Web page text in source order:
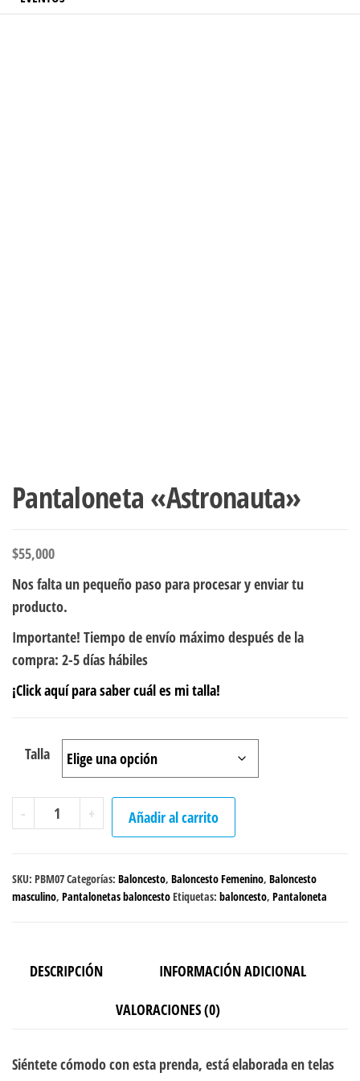
Pantaloneta «Astronauta»
$55,000
Nos falta un pequeño paso para procesar y enviar tu
producto.
Importante! Tiempo de envío máximo después de la
compra: 2-5 días hábiles
¡Click aquí para saber cuál es mi talla!
Talla
-
Pantaloneta
"Astronauta"
+ Añadir al carrito
SKU: PBM07Categorías: Baloncesto, Baloncesto Femenino, Baloncesto
masculino, Pantalonetas baloncestoEtiquetas: baloncesto, Pantaloneta
DESCRIPCIÓN
INFORMACIÓN ADICIONAL
VALORACIONES (0)
Siéntete cómodo con esta prenda, está elaborada en telas